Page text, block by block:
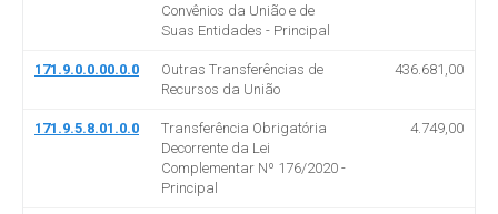
Convênios da União e de
Suas Entidades - Principal
171.9.0.0.00.0.0
Outras Transferências de
Recursos da União
436.681,00
171.9.5.8.01.0.0
Transferência Obrigatória
Decorrente da Lei
Complementar Nº 176/2020 -
Principal
4.749,00